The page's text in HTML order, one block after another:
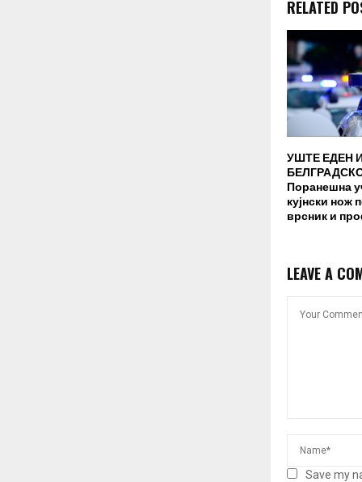
RELATED
УШТЕ ЕДЕН
Поранешна
кујнски нож
врсник и
LEAVE A
Save my